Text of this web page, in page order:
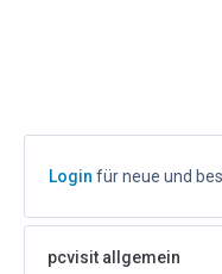
Login für neue und
pcvisit allgemein